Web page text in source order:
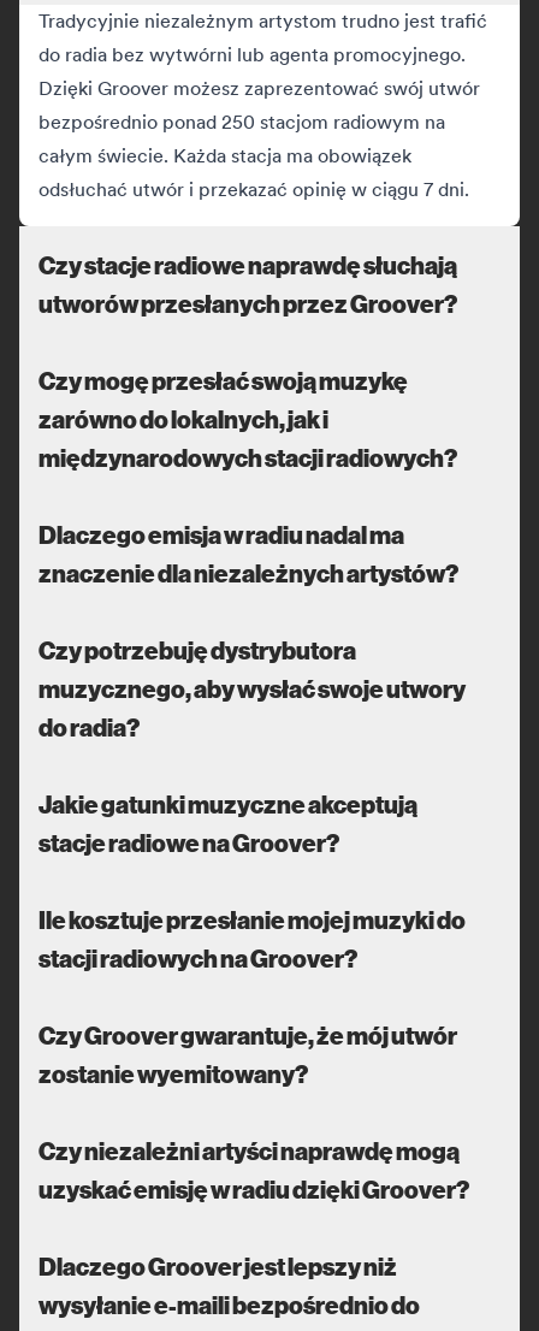
Tradycyjnie niezależnym artystom trudno jest trafić
do radia bez wytwórni lub agenta promocyjnego.
Dzięki Groover możesz zaprezentować swój utwór
bezpośrednio ponad 250 stacjom radiowym na
całym świecie. Każda stacja ma obowiązek
odsłuchać utwór i przekazać opinię w ciągu 7 dni.
Czy stacje radiowe naprawdę słuchają
utworów przesłanych przez Groover?
Czy mogę przesłać swoją muzykę
zarówno do lokalnych, jak i
międzynarodowych stacji radiowych?
Dlaczego emisja w radiu nadal ma
znaczenie dla niezależnych artystów?
Czy potrzebuję dystrybutora
muzycznego, aby wysłać swoje utwory
do radia?
Jakie gatunki muzyczne akceptują
stacje radiowe na Groover?
Ile kosztuje przesłanie mojej muzyki do
stacji radiowych na Groover?
Czy Groover gwarantuje, że mój utwór
zostanie wyemitowany?
Czy niezależni artyści naprawdę mogą
uzyskać emisję w radiu dzięki Groover?
Dlaczego Groover jest lepszy niż
wysyłanie e-maili bezpośrednio do